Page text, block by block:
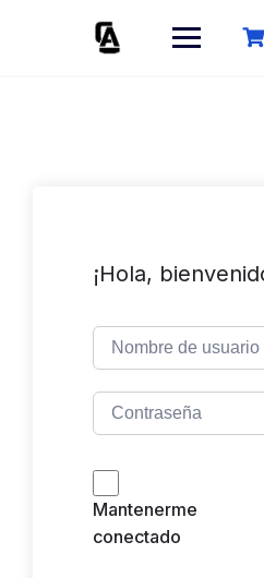
¡Hola,
Mantenerme
conectado